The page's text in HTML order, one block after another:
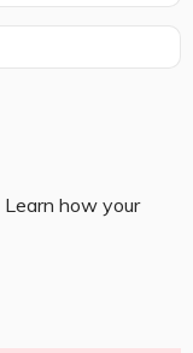
Learn how your